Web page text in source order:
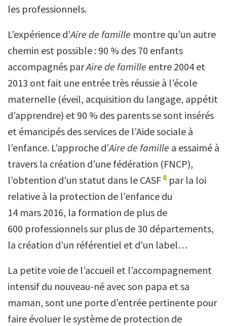
les professionnels.
L’expérience d’Aire de famille montre qu’un autre
chemin est possible : 90 % des 70 enfants
accompagnés parAire de famille entre 2004 et
2013 ont fait une entrée très réussie à l’école
maternelle (éveil, acquisition du langage, appétit
d’apprendre) et 90 % des parents se sont insérés
et émancipés des services de l’Aide sociale à
l’enfance. L’approche d’Aire de famille a essaimé à
travers la création d’une fédération (FNCP),
l’obtention d’un statut dans le CASF 8 par la loi
relative à la protection de l’enfance du
14 mars 2016, la formation de plus de
600 professionnels sur plus de 30 départements,
la création d’un référentiel et d’un label…
La petite voie de l’accueil et l’accompagnement
intensif du nouveau-né avec son papa et sa
maman, sont une porte d’entrée pertinente pour
faire évoluer le système de protection de